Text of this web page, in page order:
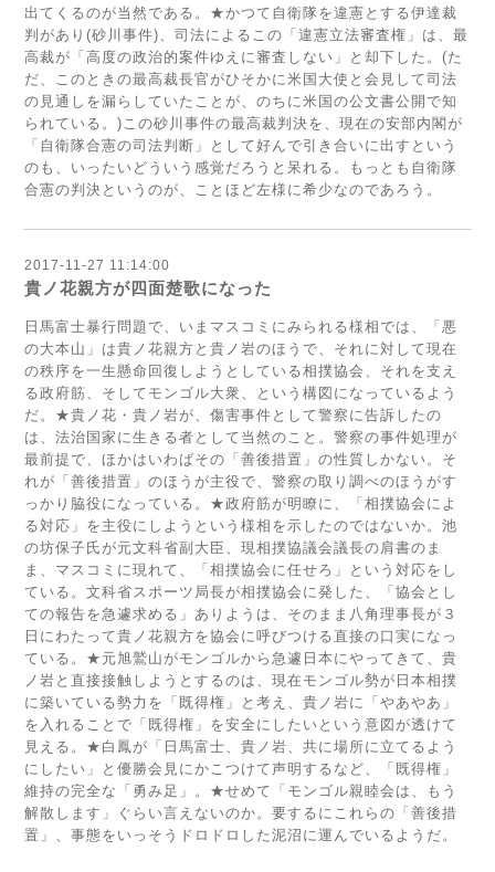
出てくるのが当然である。★かつて自衛隊を違憲とする伊達裁
判があり(砂川事件)、司法によるこの「違憲立法審査権」は、最
高裁が「高度の政治的案件ゆえに審査しない」と却下した。(た
だ、このときの最高裁長官がひそかに米国大使と会見して司法
の見通しを漏らしていたことが、のちに米国の公文書公開で知
られている。)この砂川事件の最高裁判決を、現在の安部内閣が
「自衛隊合憲の司法判断」として好んで引き合いに出すという
のも、いったいどういう感覚だろうと呆れる。もっとも自衛隊
合憲の判決というのが、ことほど左様に希少なのであろう。
2017-11-27 11:14:00
貴ノ花親方が四面楚歌になった
日馬富士暴行問題で、いまマスコミにみられる様相では、「悪
の大本山」は貴ノ花親方と貴ノ岩のほうで、それに対して現在
の秩序を一生懸命回復しようとしている相撲協会、それを支え
る政府筋、そしてモンゴル大衆、という構図になっているよう
だ。★貴ノ花・貴ノ岩が、傷害事件として警察に告訴したの
は、法治国家に生きる者として当然のこと。警察の事件処理が
最前提で、ほかはいわばその「善後措置」の性質しかない。そ
れが「善後措置」のほうが主役で、警察の取り調べのほうがす
っかり脇役になっている。★政府筋が明瞭に、「相撲協会によ
る対応」を主役にしようという様相を示したのではないか。池
の坊保子氏が元文科省副大臣、現相撲協議会議長の肩書のま
ま、マスコミに現れて、「相撲協会に任せろ」という対応をし
ている。文科省スポーツ局長が相撲協会に発した、「協会とし
ての報告を急遽求める」ありようは、そのまま八角理事長が３
日にわたって貴ノ花親方を協会に呼びつける直接の口実になっ
ている。★元旭鷲山がモンゴルから急遽日本にやってきて、貴
ノ岩と直接接触しようとするのは、現在モンゴル勢が日本相撲
に築いている勢力を「既得権」と考え、貴ノ岩に「やあやあ」
を入れることで「既得権」を安全にしたいという意図が透けて
見える。★白鳳が「日馬富士、貴ノ岩、共に場所に立てるよう
にしたい」と優勝会見にかこつけて声明するなど、「既得権」
維持の完全な「勇み足」。★せめて「モンゴル親睦会は、もう
解散します」ぐらい言えないのか。要するにこれらの「善後措
置」、事態をいっそうドロドロした泥沼に運んでいるようだ。